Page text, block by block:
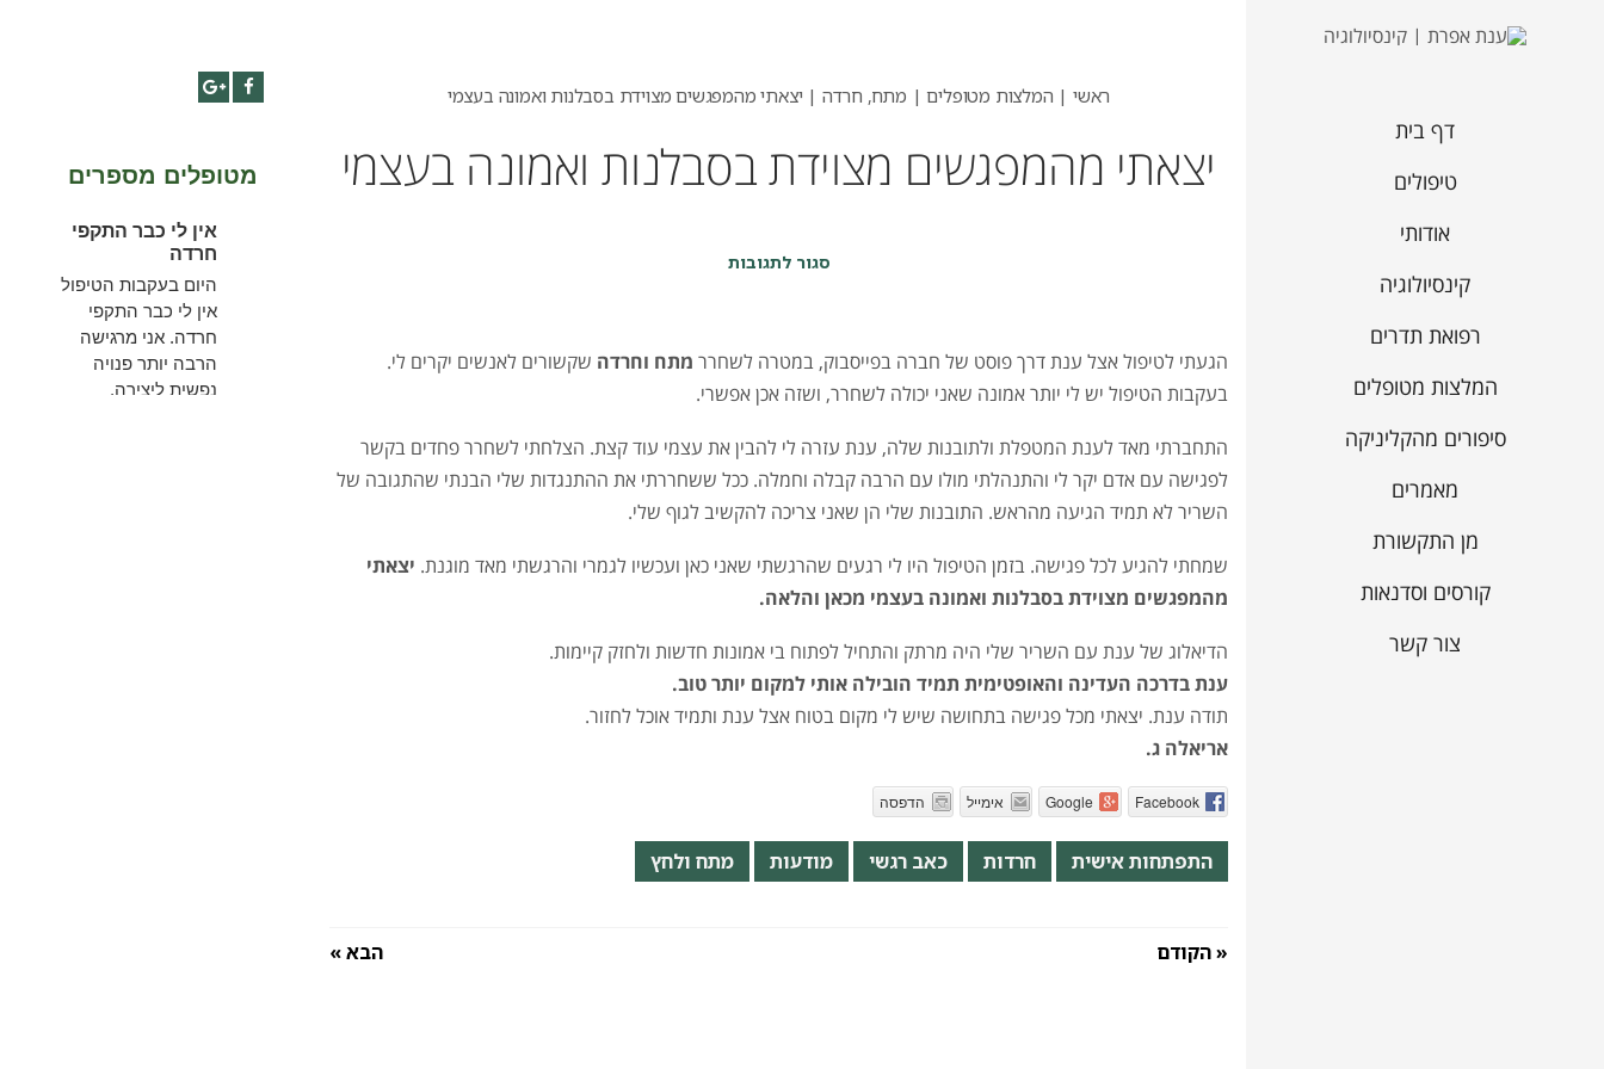
דף בית
טיפולים
אודותי
קינסיולוגיה
רפואת תדרים
המלצות מטופלים
סיפורים מהקליניקה
מאמרים
מן התקשורת
קורסים וסדנאות
צור קשר
ראשי | המלצות מטופלים | מתח, חרדה | יצאתי מהמפגשים מצוידת בסבלנות ואמונה בעצמי
יצאתי מהמפגשים מצוידת בסבלנות ואמונה בעצמי
סגור לתגובותעל
בסבלנות
בעצמי
הגעתי לטיפול אצל ענת דרך פוסט של חברה בפייסבוק, במטרה לשחרר מתח וחרדה שקשורים לאנשים יקרים לי.
בעקבות הטיפול יש לי יותר אמונה שאני יכולה לשחרר, ושזה אכן אפשרי.
התחברתי מאד לענת המטפלת ולתובנות שלה, ענת עזרה לי להבין את עצמי עוד קצת. הצלחתי לשחרר פחדים בקשר
לפגישה עם אדם יקר לי והתנהלתי מולו עם הרבה קבלה וחמלה. ככל ששחררתי את ההתנגדות שלי הבנתי שהתגובה של
השריר לא תמיד הגיעה מהראש. התובנות שלי הן שאני צריכה להקשיב לגוף שלי.
שמחתי להגיע לכל פגישה. בזמן הטיפול היו לי רגעים שהרגשתי שאני כאן ועכשיו לגמרי והרגשתי מאד מוגנת. יצאתי
מהמפגשים מצוידת בסבלנות ואמונה בעצמי מכאן והלאה.
הדיאלוג של ענת עם השריר שלי היה מרתק והתחיל לפתוח בי אמונות חדשות ולחזק קיימות.
ענת בדרכה העדינה והאופטימית תמיד הובילה אותי למקום יותר טוב.
תודה ענת. יצאתי מכל פגישה בתחושה שיש לי מקום בטוח אצל ענת ותמיד אוכל לחזור.
אריאלה ג.
Facebook
Google אימייל הדפסה
התפתחות אישית חרדות כאב רגשי מודעות מתח ולחץ
« הקודם הבא »
מטופלים מספרים
אין לי כבר התקפי
חרדה
היום בעקבות הטיפול
אין לי כבר התקפי
חרדה. אני מרגישה
הרבה יותר פנויה
נפשית ליצירה,